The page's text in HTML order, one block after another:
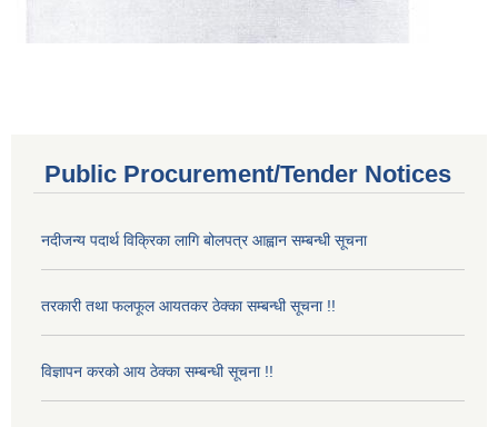
Public Procurement/Tender Notices
नदीजन्य पदार्थ विक्रिका लागि बोलपत्र आह्वान सम्बन्धी सूचना
तरकारी तथा फलफूल आयतकर ठेक्का सम्बन्धी सूचना !!
विज्ञापन करको आय ठेक्का सम्बन्धी सूचना !!